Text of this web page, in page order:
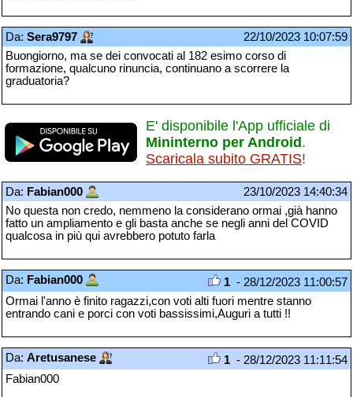
Da: Sera9797
22/10/2023 10:07:59
Buongiorno, ma se dei convocati al 182 esimo corso di
formazione, qualcuno rinuncia, continuano a scorrere la
graduatoria?
E' disponibile l'App ufficiale di
Mininterno per Android .
Scaricala subito GRATIS!
Da: Fabian000
23/10/2023 14:40:34
No questa non credo, nemmeno la considerano ormai ,già hanno
fatto un ampliamento e gli basta anche se negli anni del COVID
qualcosa in più qui avrebbero potuto farla
Da: Fabian000 1 - 28/12/2023 11:00:57
Ormai l'anno è finito ragazzi,con voti alti fuori mentre stanno
entrando cani e porci con voti bassissimi,Auguri a tutti !!
Da: Aretusanese 1 - 28/12/2023 11:11:54
Fabian000